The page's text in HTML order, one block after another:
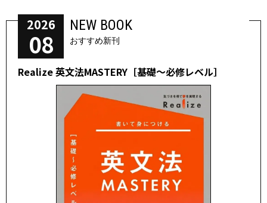
2026
08
NEW BOOK
おすすめ新刊
Realize 英文法MASTERY［基礎～必修レベル］